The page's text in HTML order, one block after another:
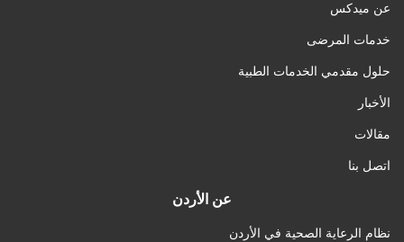
عن ميدكس
خدمات المرضى
حلول مقدمي الخدمات الطبية
الأخبار
مقالات
اتصل بنا
عن الأردن
نظام الرعاية الصحية في الأردن